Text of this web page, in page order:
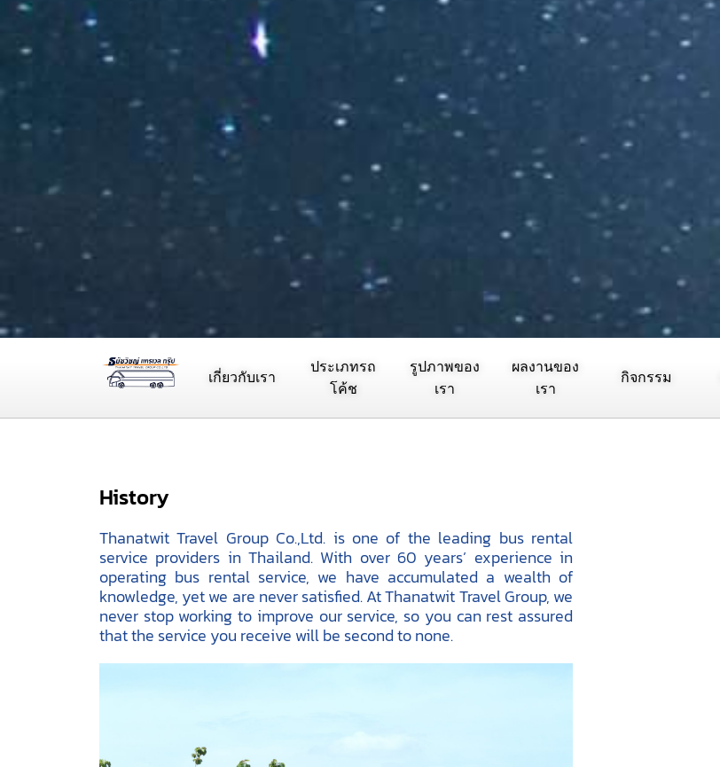
เกี่ยวกับเรา
ประเภทรถ
โค้ช
รูปภาพของ
เรา
ผลงานของ
เรา
กิจกรรม
History
Thanatwit Travel Group Co.,Ltd. is one of the leading bus rental
service providers in Thailand. With over 60 years’ experience in
operating bus rental service, we have accumulated a wealth of
knowledge, yet we are never satisfied. At Thanatwit Travel Group, we
never stop working to improve our service, so you can rest assured
that the service you receive will be second to none.